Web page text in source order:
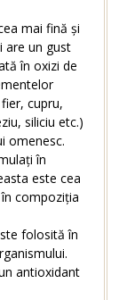
mai fină și
are un gust
în oxizi de
cupru,
siliciu etc.)
omenesc.
în
este cea
compoziția
folosită în
antioxidant